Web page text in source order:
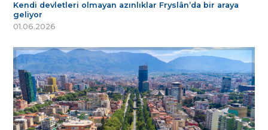
Kendi devletleri olmayan azınlıklar Fryslân’da bir araya
geliyor
01.06.2026